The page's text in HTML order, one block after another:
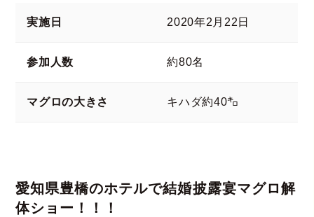
実施日 2020年2月22日
参加人数 約80名
マグロの大きさ キハダ約40㌔
愛知県豊橋のホテルで結婚披露宴マグロ解
体ショー！！！